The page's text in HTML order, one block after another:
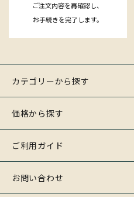
ご注文内容を再確認し、
お手続きを完了します。
カテゴリーから探す
価格から探す
ご利用ガイド
お問い合わせ